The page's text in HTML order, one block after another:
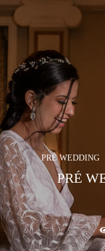
PRÉ WEDDING
PRÉ